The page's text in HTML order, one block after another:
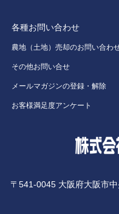
各種お問い合わせ
農地（土地）売却のお問い合わ
その他お問い合せ
メールマガジンの登録・解除
お客様満足度アンケート
〒541-0045 大阪府大阪市